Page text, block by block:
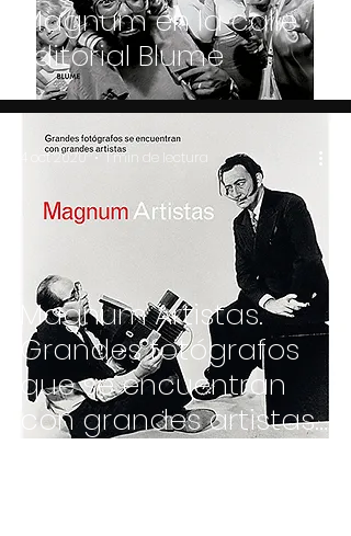
Magnum en la calle ·
Editorial Blume
Magnum Artistas.
Grandes fotógrafos
que se encuentran
con grandes artistas ·
4 oct 2020 1 min de lectura